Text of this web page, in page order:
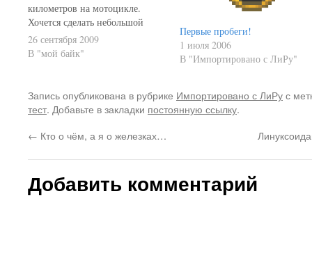
километров на мотоцикле.
Хочется сделать небольшой
анализ по - скажем так -
"итогам первой тысячи". Для
статистику по моторасходам.
Сюда включаю всё, начиная с
получения медсправки…
26 сентября 2009
В "мой байк"
Первые пробеги!
1 июля 2006
В "Импортировано с ЛиРу"
Запись опубликована в рубрике Импортировано с ЛиРус
тест. Добавьте в закладки постоянную ссылку.
← Кто о чём, а я о железках…
Добавить комментарий